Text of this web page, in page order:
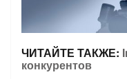
ЧИТАЙТЕ ТАКЖЕ:
конкурентов